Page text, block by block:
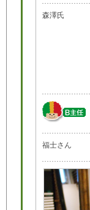
森澤氏
福士さん